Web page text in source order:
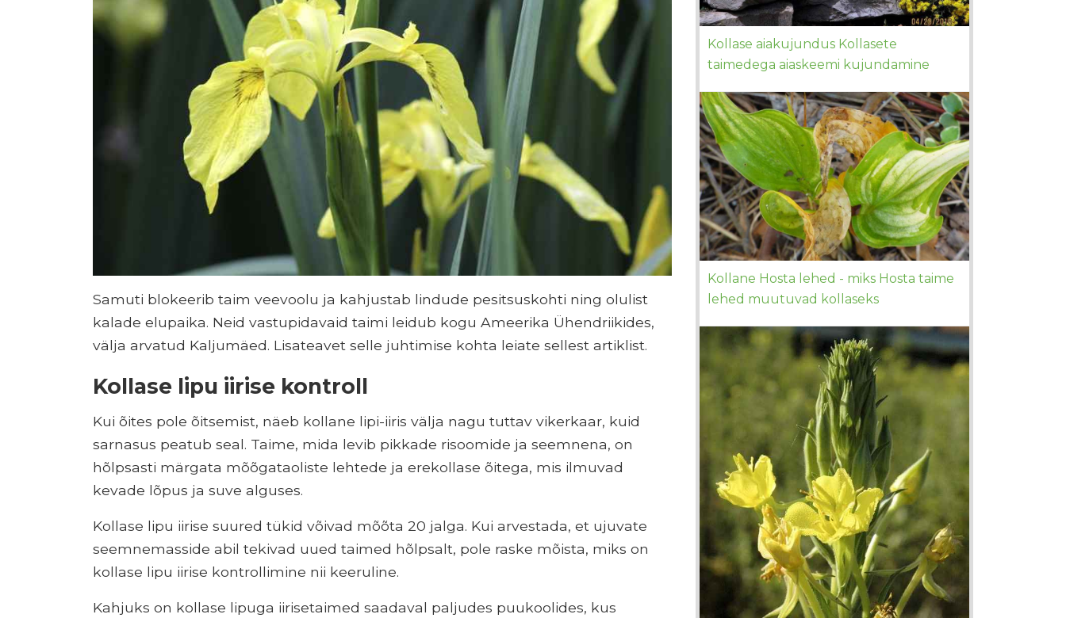
Samuti blokeerib taim veevoolu ja kahjustab lindude pesitsuskohti ning olulist
kalade elupaika. Neid vastupidavaid taimi leidub kogu Ameerika Ühendriikides,
välja arvatud Kaljumäed. Lisateavet selle juhtimise kohta leiate sellest artiklist.
Kollase lipu iirise kontroll
Kui õites pole õitsemist, näeb kollane lipi-iiris välja nagu tuttav vikerkaar, kuid
sarnasus peatub seal. Taime, mida levib pikkade risoomide ja seemnena, on
hõlpsasti märgata mõõgataoliste lehtede ja erekollase õitega, mis ilmuvad
kevade lõpus ja suve alguses.
Kollase lipu iirise suured tükid võivad mõõta 20 jalga. Kui arvestada, et ujuvate
seemnemasside abil tekivad uued taimed hõlpsalt, pole raske mõista, miks on
kollase lipu iirise kontrollimine nii keeruline.
Kahjuks on kollase lipuga iirisetaimed saadaval paljudes puukoolides, kus
Kollase aiakujundus Kollasete
taimedega aiaskeemi kujundamine
Kollane Hosta lehed - miks Hosta taime
lehed muutuvad kollaseks